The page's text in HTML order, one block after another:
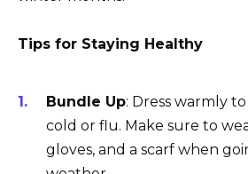
Tips for Staying Healthy
Bundle Up: Dress warmly
cold or flu. Make sure to
gloves, and a scarf when